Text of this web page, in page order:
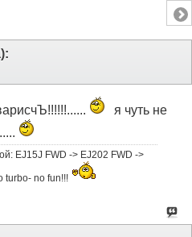
я чуть не
EJ15J FWD -> EJ202 FWD ->
turbo- no fun!!!